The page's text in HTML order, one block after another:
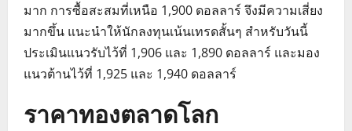
มาก การซื้อสะสมที่เหนือ 1,900 ดอลลาร์ จึงมีความเสี่ยง
มากขึ้น แนะนำให้นักลงทุนเน้นเทรดสั้นๆ สำหรับวันนี้
ประเมินแนวรับไว้ที่ 1,906 และ 1,890 ดอลลาร์ และมอง
แนวต้านไว้ที่ 1,925 และ 1,940 ดอลลาร์
ราคาทองตลาดโลก